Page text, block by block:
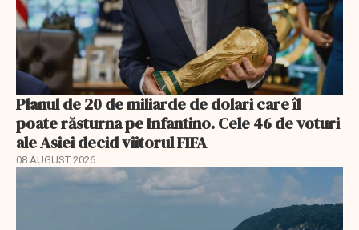
Planul de 20 de miliarde de dolari care îl
poate răsturna pe Infantino. Cele 46 de voturi
ale Asiei decid viitorul FIFA
08 AUGUST 2026